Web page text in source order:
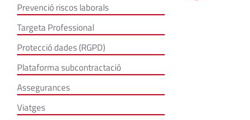
Prevenció riscos laborals
Targeta Professional
Protecció dades (RGPD)
Plataforma subcontractació
Assegurances
Viatges